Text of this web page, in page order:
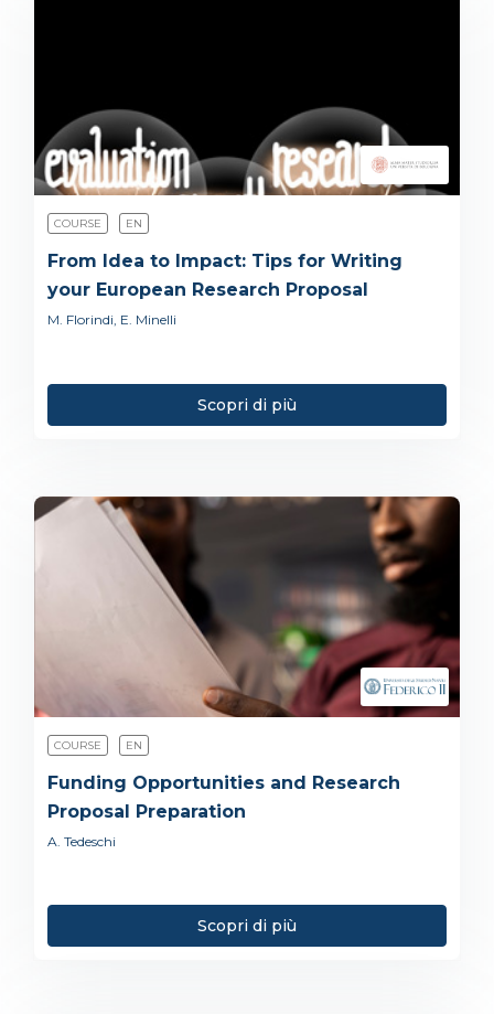
COURSE EN
From Idea to Impact: Tips for Writing
your European Research Proposal
M. Florindi, E. Minelli
Scopri di più
COURSE EN
Funding Opportunities and Research
Proposal Preparation
A. Tedeschi
Scopri di più